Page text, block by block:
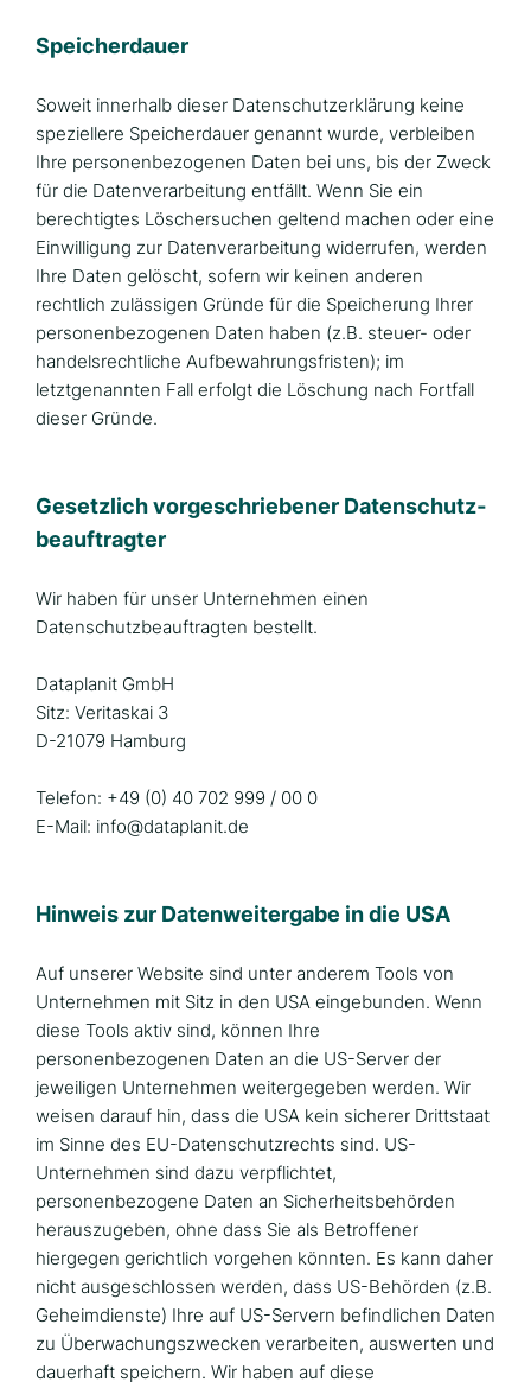
Speicherdauer
Soweit innerhalb dieser Datenschutzerklärung keine
speziellere Speicherdauer genannt wurde, verbleiben
Ihre personenbezogenen Daten bei uns, bis der Zweck
für die Datenverarbeitung entfällt. Wenn Sie ein
berechtigtes Löschersuchen geltend machen oder eine
Einwilligung zur Datenverarbeitung widerrufen, werden
Ihre Daten gelöscht, sofern wir keinen anderen
rechtlich zulässigen Gründe für die Speicherung Ihrer
personenbezogenen Daten haben (z.B. steuer- oder
handelsrechtliche Aufbewahrungsfristen); im
letztgenannten Fall erfolgt die Löschung nach Fortfall
dieser Gründe.
Gesetzlich vorgeschriebener Datenschutz­
beauftragter
Wir haben für unser Unternehmen einen
Datenschutzbeauftragten bestellt.
Dataplanit GmbH
Sitz: Veritaskai 3
D-21079 Hamburg
Telefon: +49 (0) 40 702 999 / 00 0
E-Mail: info@dataplanit.de
Hinweis zur Datenweitergabe in die USA
Auf unserer Website sind unter anderem Tools von
Unternehmen mit Sitz in den USA eingebunden. Wenn
diese Tools aktiv sind, können Ihre
personenbezogenen Daten an die US-Server der
jeweiligen Unternehmen weitergegeben werden. Wir
weisen darauf hin, dass die USA kein sicherer Drittstaat
im Sinne des EU-Datenschutzrechts sind. US-
Unternehmen sind dazu verpflichtet,
personenbezogene Daten an Sicherheitsbehörden
herauszugeben, ohne dass Sie als Betroffener
hiergegen gerichtlich vorgehen könnten. Es kann daher
nicht ausgeschlossen werden, dass US-Behörden (z.B.
Geheimdienste) Ihre auf US-Servern befindlichen Daten
zu Überwachungszwecken verarbeiten, auswerten und
dauerhaft speichern. Wir haben auf diese